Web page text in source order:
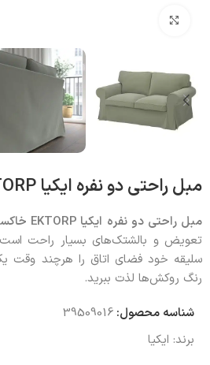
مبل راحتی دو نفره ایکیا EKTORP سبز
مبل راحتی دو نفره ایکیا EKTORP
تعویض و بالشتک‌های بسیار راحت
سلیقه خود فضای اتاق را هرچند وقت
رنگ روکش‌ها لذت ببرید.
شناسه محصول:39509016
برند: ایکیا